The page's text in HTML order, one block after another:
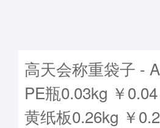
高天会称重袋子 -
PE瓶0.03kg ￥0.04
黄纸板0.26kg ￥